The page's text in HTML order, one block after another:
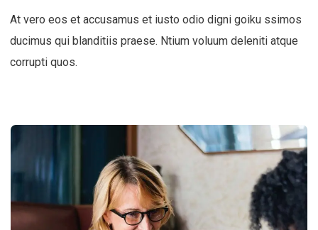
At vero eos et accusamus et iusto odio digni goiku ssimos
ducimus qui blanditiis praese. Ntium voluum deleniti atque
corrupti quos.